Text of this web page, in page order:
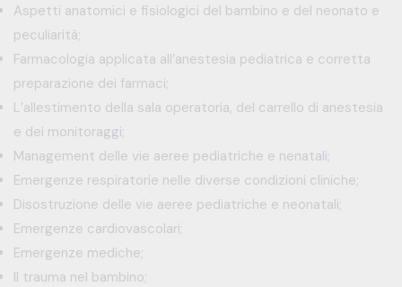
Aspetti anatomici e fisiologici del bambino e del neonato e
peculiarità;
Farmacologia applicata all’anestesia pediatrica e corretta
preparazione dei farmaci;
L’allestimento della sala operatoria, del carrello di anestesia
e dei monitoraggi;
Management delle vie aeree pediatriche e nenatali;
Emergenze respiratorie nelle diverse condizioni cliniche;
Disostruzione delle vie aeree pediatriche e neonatali;
Emergenze cardiovascolari;
Emergenze mediche;
Il trauma nel bambino;